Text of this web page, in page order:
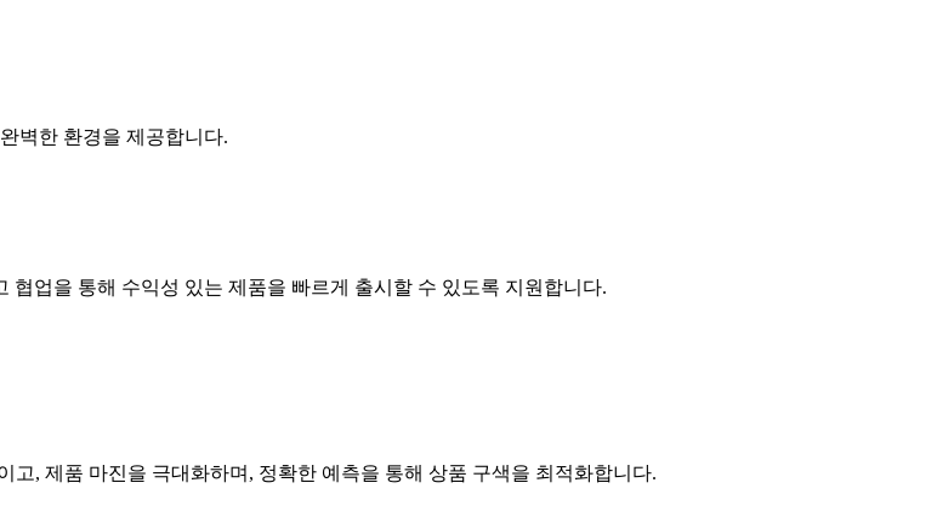
벽한 환경을 제공합니다.
업을 통해 수익성 있는 제품을 빠르게 출시할 수 있도록 지원합니다.
, 제품 마진을 극대화하며, 정확한 예측을 통해 상품 구색을 최적화합니다.